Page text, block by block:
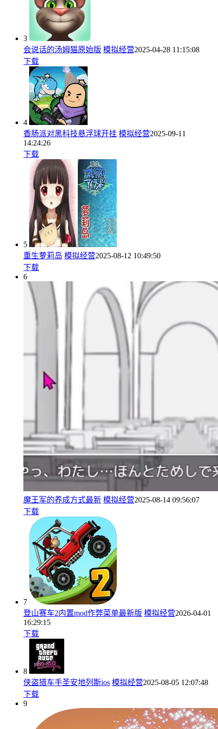
3
会说话的汤姆猫原始版 模拟经营2025-04-28 11:15:08
下载
4
香肠派对黑科技悬浮球开挂 模拟经营2025-09-11
14:24:26
下载
5
重生萝莉岛 模拟经营2025-08-12 10:49:50
下载
6
魔王军的养成方式最新 模拟经营2025-08-14 09:56:07
下载
7
登山赛车2内置mod作弊菜单最新版 模拟经营2026-04-01
16:29:15
下载
8
侠盗猎车手圣安地列斯ios 模拟经营2025-08-05 12:07:48
下载
9